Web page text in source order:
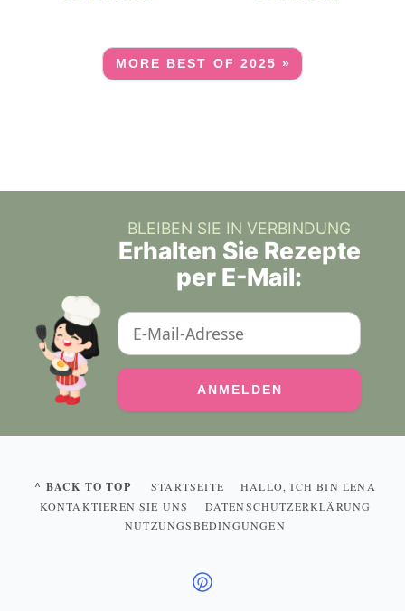
MORE BEST OF 2025 »
BLEIBEN SIE IN VERBINDUNG
Erhalten Sie Rezepte
per E-Mail:
^ BACK TO TOP STARTSEITE
HALLO, ICH BIN LENA
KONTAKTIEREN SIE UNS
DATENSCHUTZERKLÄRUNG
NUTZUNGSBEDINGUNGEN